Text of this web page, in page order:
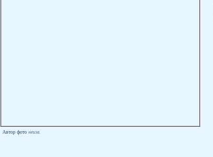
Автор фото неизв.